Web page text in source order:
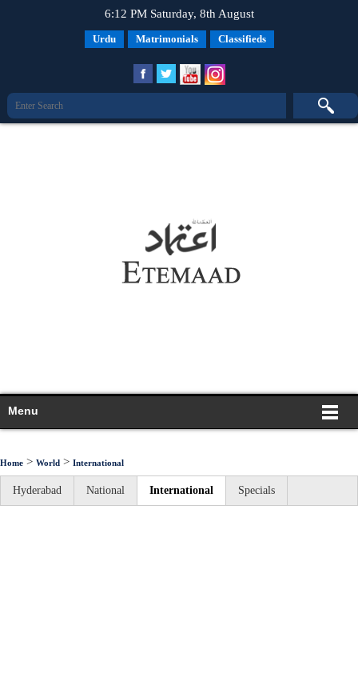
6:12 PM Saturday, 8th August
Urdu Matrimonials Classifieds
Menu
Home > World > International
Hyderabad National International Specials